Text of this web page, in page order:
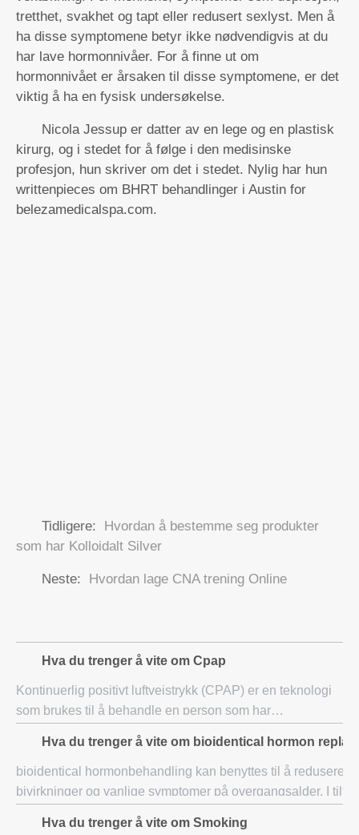
tretthet, svakhet og tapt eller redusert sexlyst. Men å
ha disse symptomene betyr ikke nødvendigvis at du
har lave hormonnivåer. For å finne ut om
hormonnivået er årsaken til disse symptomene, er det
viktig å ha en fysisk undersøkelse.
Nicola Jessup er datter av en lege og en plastisk
kirurg, og i stedet for å følge i den medisinske
profesjon, hun skriver om det i stedet. Nylig har hun
writtenpieces om BHRT behandlinger i Austin for
belezamedicalspa.com.
Tidligere:
Hvordan å bestemme seg produkter
som har Kolloidalt Silver
Neste: Hvordan lage CNA trening Online
Hva du trenger å vite om Cpap
Kontinuerlig positivt luftveistrykk (CPAP) er en teknologi
som brukes til å behandle en person som har
Denne behandlingen hjelper personen til å
Hva du trenger å vite om bioidentical hormon
bioidentical hormonbehandling kan benyttes til å redusere
bivirkninger og vanlige symptomer på overgangsalder. I
Hva du trenger å vite om Smoking